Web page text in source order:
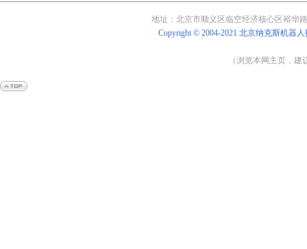
地址：北京市顺义区临空经济核心区裕华
Copyright © 2004-2021北京纳克斯机器
（浏览本网主页，